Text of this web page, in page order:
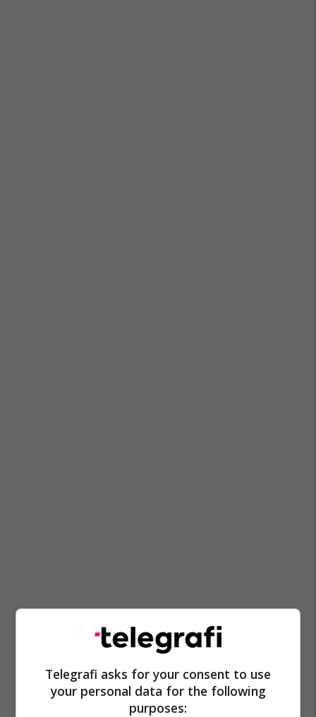
Telegrafi asks for your consent to use
your personal data for the following
purposes: